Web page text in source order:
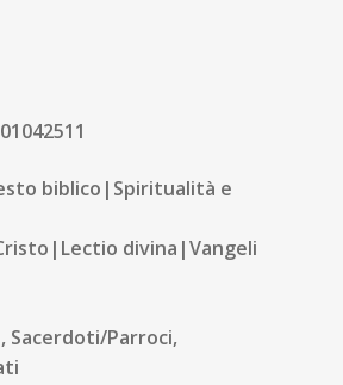
biblico|Spiritualità e
divina|Vangeli
Sacerdoti/Parroci,